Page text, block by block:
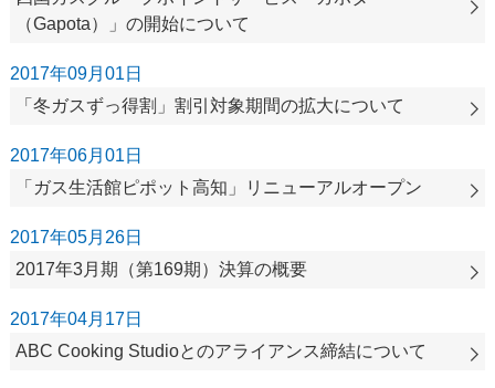
（Gapota）」の開始について
2017年09月01日
「冬ガスずっ得割」割引対象期間の拡大について
2017年06月01日
「ガス生活館ピポット高知」リニューアルオープン
2017年05月26日
2017年3月期（第169期）決算の概要
2017年04月17日
ABC Cooking Studioとのアライアンス締結について